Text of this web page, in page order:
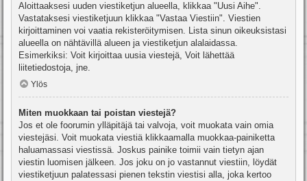
Aloittaaksesi uuden viestiketjun alueella, klikkaa "Uusi Aihe".
Vastataksesi viestiketjuun klikkaa "Vastaa Viestiin". Viestien
kirjoittaminen voi vaatia rekisteröitymisen. Lista sinun oikeuksistasi
alueella on nähtävillä alueen ja viestiketjun alalaidassa.
Esimerkiksi: Voit kirjoittaa uusia viestejä, Voit lähettää
liitetiedostoja, jne.
Ylös
Miten muokkaan tai poistan viestejä?
Jos et ole foorumin ylläpitäjä tai valvoja, voit muokata vain omia
viestejäsi. Voit muokata viestiä klikkaamalla muokkaa-painiketta
haluamassasi viestissä. Joskus painike toimii vain tietyn ajan
viestin luomisen jälkeen. Jos joku on jo vastannut viestiin, löydät
viestiketjuun palatessasi pienen tekstin viestisi alla, joka kertoo